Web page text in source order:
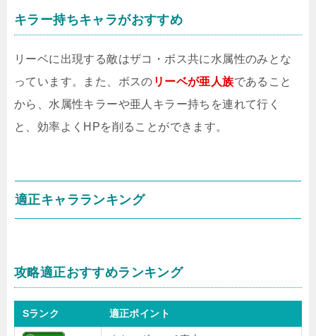
キラー持ちキャラがおすすめ
リーベに出現する敵はザコ・ボス共に水属性のみとな
っています。また、ボスの リーベが亜人族であること
から、水属性キラーや亜人キラー持ちを連れて行く
と、効率よくHPを削ることができます。
適正キャラランキング
攻略適正おすすめランキング
Sランク 適正ポイント